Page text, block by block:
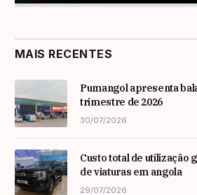
MAIS RECENTES
Pumangol apresenta
trimestre de 2026
30/07/2026
Custo total de utilização
de viaturas em angola
29/07/2026